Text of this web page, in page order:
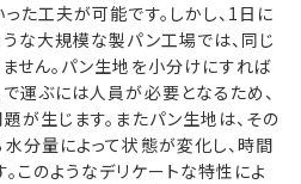
た工夫が可能です。しかし、1日に
な大規模な製パン工場では、同じ
せん。パン生地を小分けにすれば
運ぶには人員が必要となるため、
が生じます。またパン生地は、その
分量によって状態が変化し、時間
このようなデリケートな特性によ